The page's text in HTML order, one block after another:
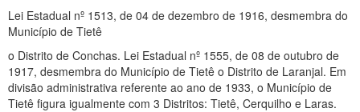
Lei Estadual nº 1513, de 04 de dezembro de 1916, desmembra do
Município de Tietê
o Distrito de Conchas. Lei Estadual nº 1555, de 08 de outubro de
1917, desmembra do Município de Tietê o Distrito de Laranjal. Em
divisão administrativa referente ao ano de 1933, o Município de
Tietê figura igualmente com 3 Distritos: Tietê, Cerquilho e Laras.